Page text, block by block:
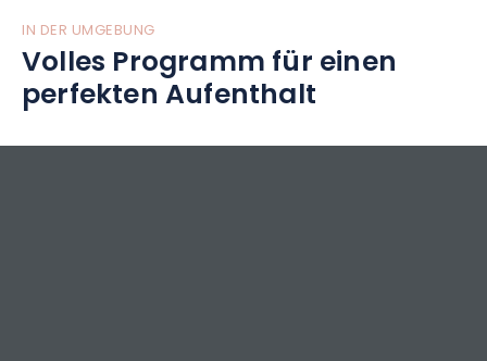
IN DER UMGEBUNG
Volles Programm für einen
perfekten Aufenthalt